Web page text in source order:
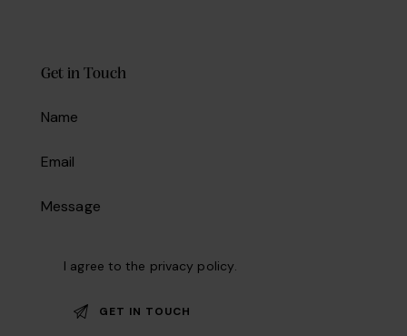
Get in Touch
I agree to the privacy policy.